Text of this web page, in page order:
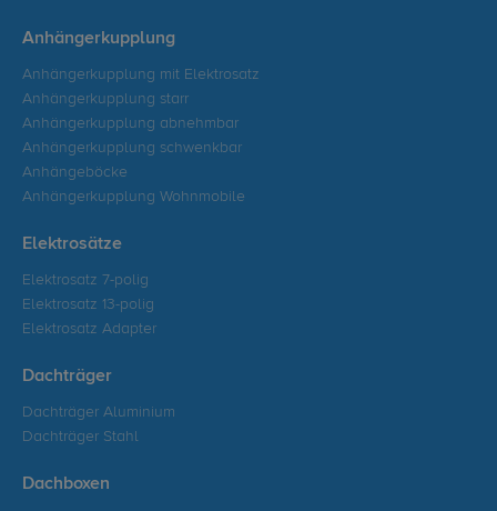
Anhängerkupplung
Anhängerkupplung mit Elektrosatz
Anhängerkupplung starr
Anhängerkupplung abnehmbar
Anhängerkupplung schwenkbar
Anhängeböcke
Anhängerkupplung Wohnmobile
Elektrosätze
Elektrosatz 7-polig
Elektrosatz 13-polig
Elektrosatz Adapter
Dachträger
Dachträger Aluminium
Dachträger Stahl
Dachboxen